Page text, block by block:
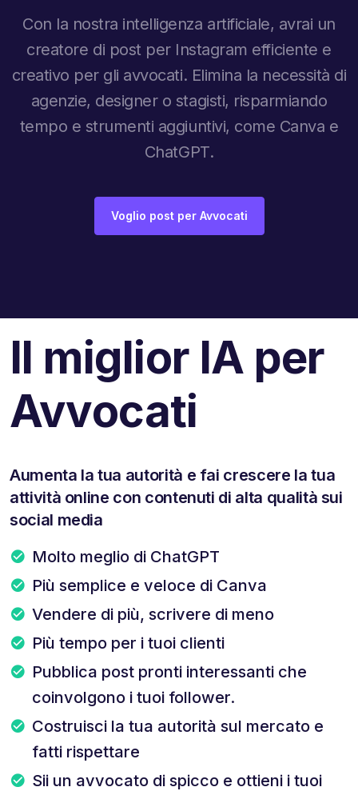
Con la nostra intelligenza artificiale, avrai un
creatore di post per Instagram efficiente e
creativo per gli avvocati. Elimina la necessità di
agenzie, designer o stagisti, risparmiando
tempo e strumenti aggiuntivi, come Canva e
ChatGPT.
Voglio post per Avvocati
Il miglior IA per
Avvocati
Aumenta la tua autorità e fai crescere la tua
attività online con contenuti di alta qualità sui
social media
Molto meglio di ChatGPT
Più semplice e veloce di Canva
Vendere di più, scrivere di meno
Più tempo per i tuoi clienti
Pubblica post pronti interessanti che
coinvolgono i tuoi follower.
Costruisci la tua autorità sul mercato e
fatti rispettare
Sii un avvocato di spicco e ottieni i tuoi